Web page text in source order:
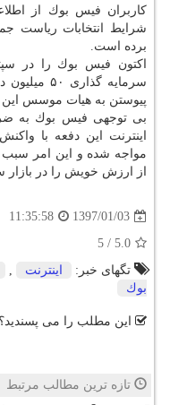
شرایط انتخابات ریاست
برده است.
سرمایه
پیوستن به هیات موسس
بی توجهی فیس بوك به
اینترنت این دفعه با
مواجه شده و این امر سبب
از ارزش خویش را در بازار
1397/01/03
11:35:58
5.0
/
5
تگهای خبر:
اینترنت ,
بوك
این مطلب را می پسندید؟
تازه ترین مطالب مرتبط